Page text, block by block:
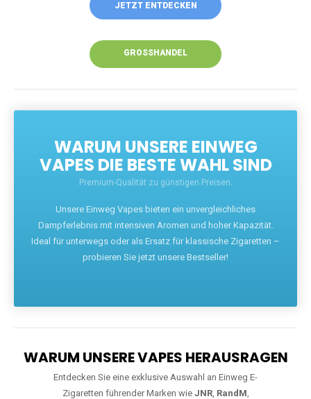
JETZT ENTDECKEN
GROSSHANDEL
WARUM UNSERE EINWEG
VAPES DIE BESTE WAHL SIND
Premium-Qualität zu günstigen Preisen.
Unsere Einweg Vapes bieten ein unvergleichliches
Dampferlebnis mit intensiven Aromen und hoher Kapazität.
Ideal für unterwegs oder als Ersatz für klassische Zigaretten –
probieren Sie jetzt unsere Bestseller!
WARUM UNSERE VAPES HERAUSRAGEN
Entdecken Sie eine exklusive Auswahl an Einweg E-
Zigaretten führender Marken wie JNR, RandM,